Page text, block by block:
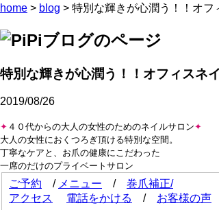
home > blog > 特別な輝きが心潤う！！オ
特別な輝きが心潤う！！オフィス
2019/08/26
✦ ４０代からの大人の女性のためのネイルサロン✦
大人の女性におくつろぎ頂ける特別な空間。
丁寧なケアと、お爪の健康にこだわった
一席のだけのプライベートサロン
ご予約 / メニュー / 巻爪補正/
アクセス
電話をかける / お客様の声